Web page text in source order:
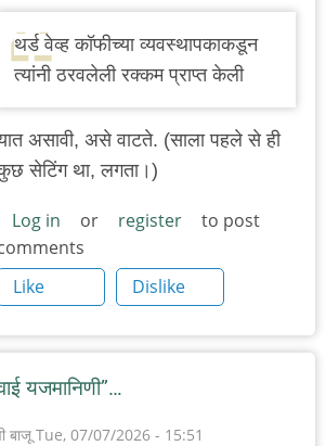
थर्ड वेव्ह कॉफीच्या व्यवस्थापकाकडून
त्यांनी ठरवलेली रक्कम प्राप्त केली
असावी, असे वाटते. (साला पहले से ही
सेटिंग था, लगता।)
Log in or register
to post
Like
Dislike
यजमानिणी”…
बाजू Tue, 07/07/2026 - 15:51